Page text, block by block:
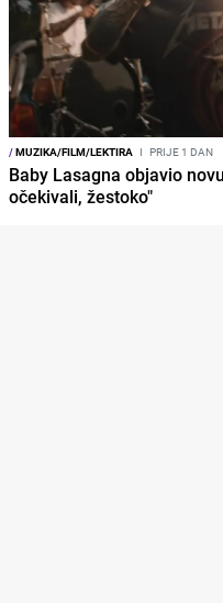
/MUZIKA/FILM/LEKTIRA I PRIJE 1 DAN
Baby Lasagna objavio
očekivali, žestoko"